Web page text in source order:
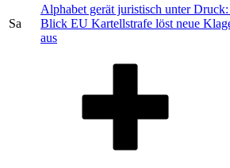
Sa
Alphabet gerät juristisch unter
Blick EU Kartellstrafe löst neue
aus